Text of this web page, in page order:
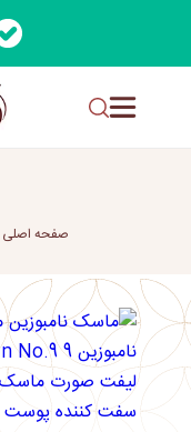
صفحه اصلی